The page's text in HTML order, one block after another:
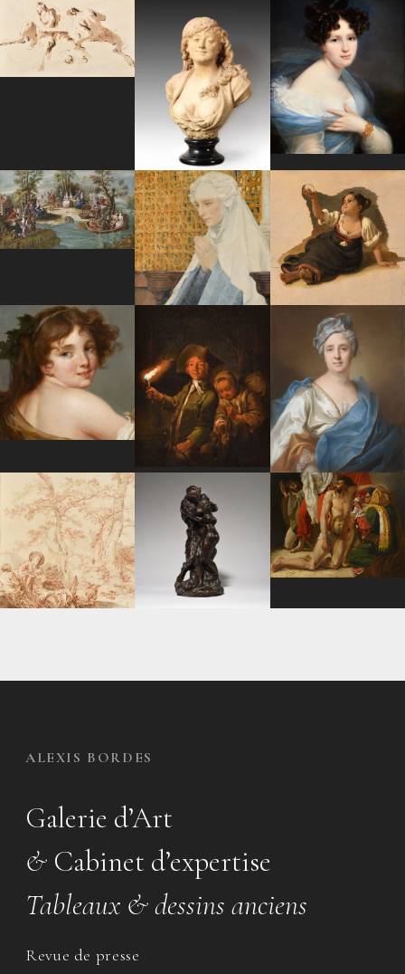
ALEXIS BORDES
Galerie d’Art
& Cabinet d’expertise
Tableaux & dessins anciens
Revue de presse